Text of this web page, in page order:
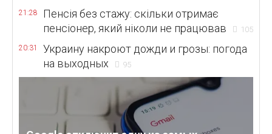
21:28
Пенсія без стажу: скільки отримає
пенсіонер, який ніколи не працював
105
20:31
Украину накроют дожди и грозы: погода
на выходных
95